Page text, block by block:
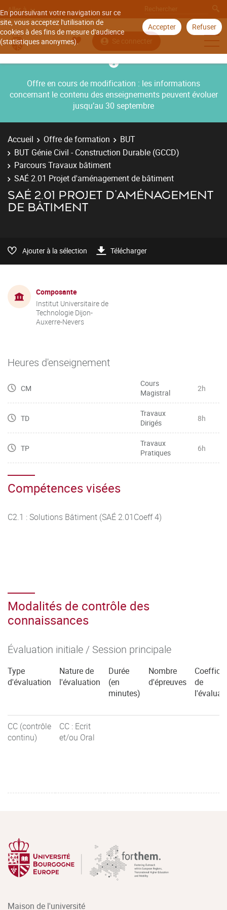
En poursuivant votre navigation sur ce
site, vous acceptez l'utilisation de
cookies à des fins de mesure d'audience
(statistiques anonymes).
Accepter Refuser
Aller à
Se connecter
Offre en cours de modification : les informations
concernant le contenu des enseignements peuvent évoluer
jusqu’au 30 septembre
Accueil Offre de formation
BUT
BUT Génie Civil - Construction Durable (GCCD)
Parcours Travaux bâtiment
SAÉ 2.01 Projet d'aménagement de bâtiment
SAÉ 2.01 PROJET D'AMÉNAGEMENT
DE BÂTIMENT
Ajouter à la sélection Télécharger
Composante
Institut Universitaire de
Technologie Dijon-
Auxerre-Nevers
Heures d'enseignement
CM
Cours
Magistral
2h
TD
Travaux
Dirigés
8h
TP
Travaux
Pratiques
6h
Compétences visées
C2.1 : Solutions Bâtiment (SAÉ 2.01Coeff 4)
Modalités de contrôle des
connaissances
Évaluation initiale / Session principale
Type
d'évaluation
Nature de
l'évaluation
Durée
(en
minutes)
Nombre
d'épreuves
de
CC (contrôle
continu)
CC : Ecrit
et/ou Oral
Maison de l'université